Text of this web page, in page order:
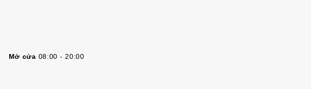
Mở cửa 08:00 - 20:00